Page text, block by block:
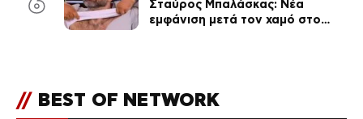
Σταύρος Μπαλάσκας: Νέα
εμφάνιση μετά τον χαμό στο
// BEST OF NETWORK